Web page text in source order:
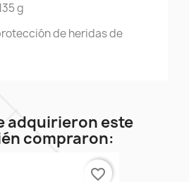
g
de heridas de
adquirieron este
compraron:
favorite_border